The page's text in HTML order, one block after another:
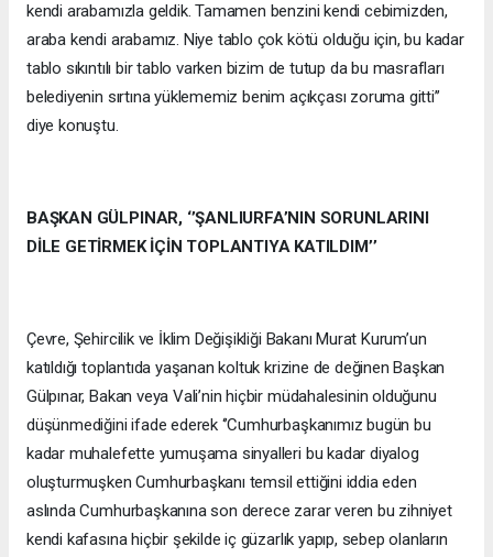
kendi arabamızla geldik. Tamamen benzini kendi cebimizden,
araba kendi arabamız. Niye tablo çok kötü olduğu için, bu kadar
tablo sıkıntılı bir tablo varken bizim de tutup da bu masrafları
belediyenin sırtına yüklememiz benim açıkçası zoruma gitti’’
diye konuştu.
BAŞKAN GÜLPINAR, ‘’ŞANLIURFA’NIN SORUNLARINI
DİLE GETİRMEK İÇİN TOPLANTIYA KATILDIM’’
Çevre, Şehircilik ve İklim Değişikliği Bakanı Murat Kurum’un
katıldığı toplantıda yaşanan koltuk krizine de değinen Başkan
Gülpınar, Bakan veya Vali’nin hiçbir müdahalesinin olduğunu
düşünmediğini ifade ederek ‘’Cumhurbaşkanımız bugün bu
kadar muhalefette yumuşama sinyalleri bu kadar diyalog
oluşturmuşken Cumhurbaşkanı temsil ettiğini iddia eden
aslında Cumhurbaşkanına son derece zarar veren bu zihniyet
kendi kafasına hiçbir şekilde iç güzarlık yapıp, sebep olanların